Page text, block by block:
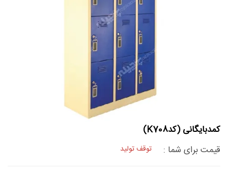
کمدبایگانی (کدK708)
قیمت برای شما :
توقف تولید